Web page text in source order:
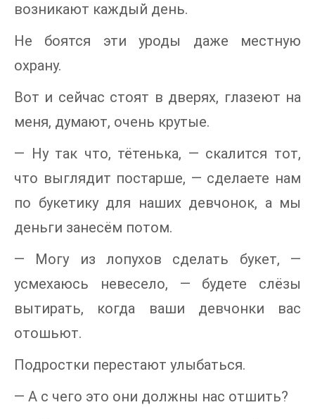
возникают каждый день.
Не боятся эти уроды даже местную
охрану.
Вот и сейчас стоят в дверях, глазеют на
меня, думают, очень крутые.
— Ну так что, тётенька, — скалится тот,
что выглядит постарше, — сделаете нам
по букетику для наших девчонок, а мы
деньги занесём потом.
— Могу из лопухов сделать букет, —
усмехаюсь невесело, — будете слёзы
вытирать, когда ваши девчонки вас
отошьют.
Подростки перестают улыбаться.
— А с чего это они должны нас отшить?